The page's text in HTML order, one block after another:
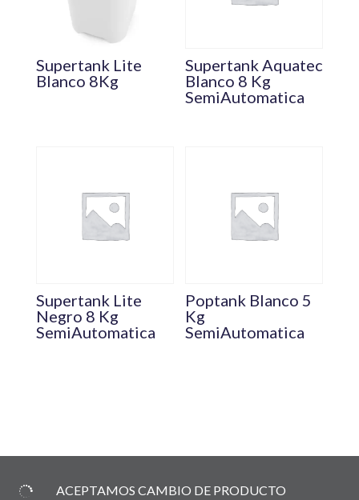
Supertank Lite
Blanco 8Kg
Supertank Aquatec
Blanco 8 Kg
SemiAutomatica
Supertank Lite
Negro 8 Kg
SemiAutomatica
Poptank Blanco 5
Kg
SemiAutomatica
 ACEPTAMOS CAMBIO DE PRODUCTO